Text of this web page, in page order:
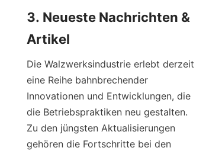
3. Neueste Nachrichten &
Artikel
Die Walzwerksindustrie erlebt derzeit
eine Reihe bahnbrechender
Innovationen und Entwicklungen, die
die Betriebspraktiken neu gestalten.
Zu den jüngsten Aktualisierungen
gehören die Fortschritte bei den